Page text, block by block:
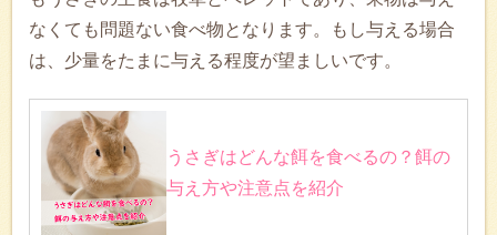
なくても問題ない食べ物となります。もし与える場合
は、少量をたまに与える程度が望ましいです。
うさぎはどんな餌を食べるの？餌の
与え方や注意点を紹介